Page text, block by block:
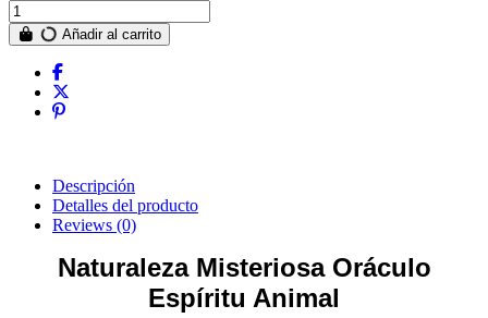
Añadir al carrito
Descripción
Detalles del producto
Reviews (0)
Naturaleza Misteriosa Oráculo
Espíritu Animal